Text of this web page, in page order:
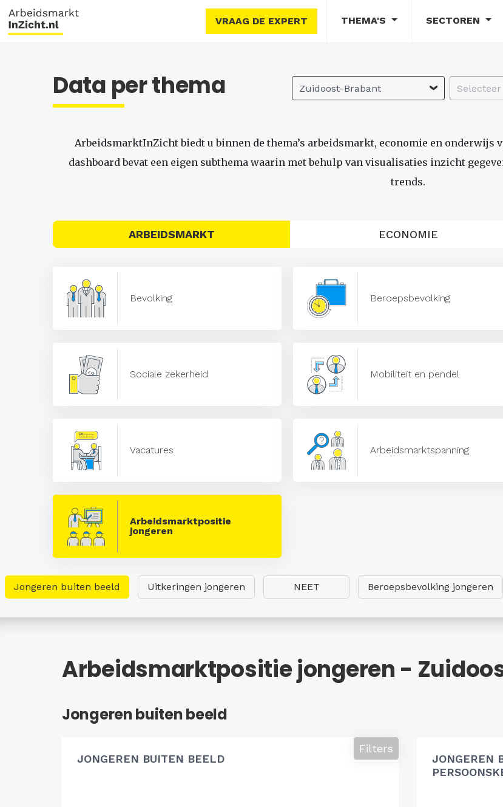
VRAAG DE EXPERT THEMA'S SECTOREN
Data per thema Zuidoost-Brabant
ArbeidsmarktInZicht biedt u binnen de thema’s arbeidsmarkt, economie en onderwijs
dashboard bevat een eigen subthema waarin met behulp van visualisaties inzicht
trends.
ARBEIDSMARKT ECONOMIE
Bevolking Beroepsbevolking
Sociale zekerheid Mobiliteit en pendel
Vacatures Arbeidsmarktspanning
Arbeidsmarktpositie
jongeren
Jongeren buiten beeld Uitkeringen jongeren NEET Beroepsbevolking jongeren
Arbeidsmarktpositie jongeren -
Jongeren buiten beeld
JONGEREN BUITEN BEELD
Filters
JONGEREN